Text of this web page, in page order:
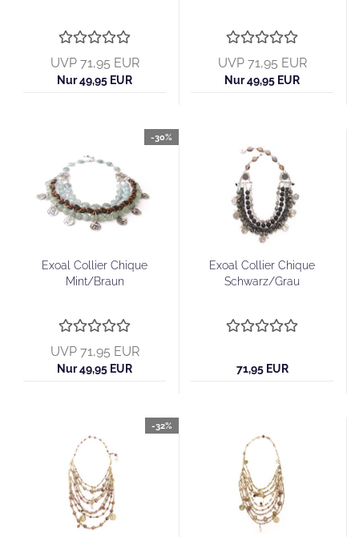
UVP 71,95 EUR
Nur 49,95 EUR
UVP 71,95 EUR
Nur 49,95 EUR
-30%
Exoal Collier Chique
Mint/Braun
UVP 71,95 EUR
Nur 49,95 EUR
Exoal Collier Chique
Schwarz/Grau
71,95 EUR
-32%